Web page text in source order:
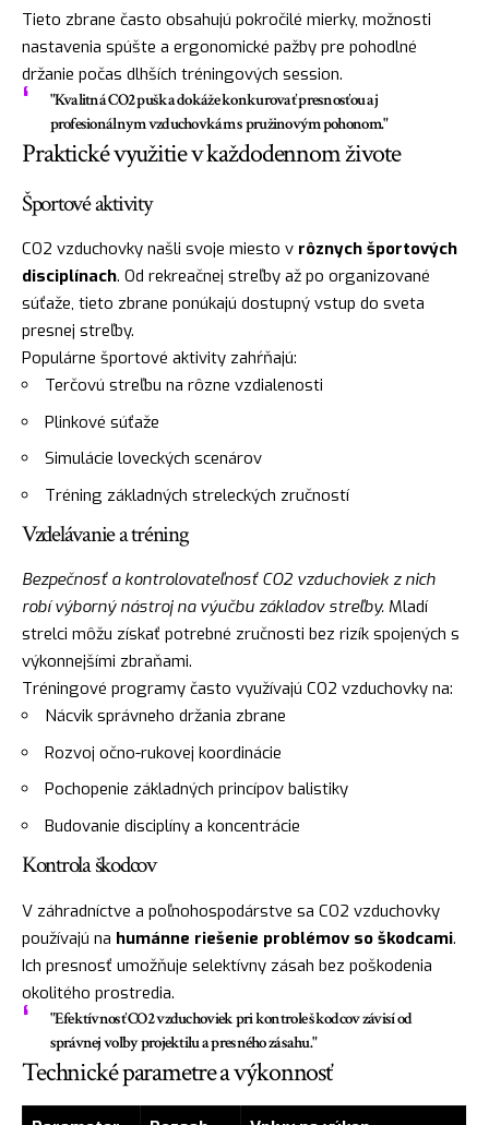
Tieto zbrane často obsahujú pokročilé mierky, možnosti
nastavenia spúšte a ergonomické pažby pre pohodlné
držanie počas dlhších tréningových session.
"Kvalitná CO2 puška dokáže konkurovať presnosťou aj
profesionálnym vzduchovkám s pružinovým pohonom."
Praktické využitie v každodennom živote
Športové aktivity
CO2 vzduchovky našli svoje miesto v rôznych športových
disciplínach. Od rekreačnej streľby až po organizované
súťaže, tieto zbrane ponúkajú dostupný vstup do sveta
presnej streľby.
Populárne športové aktivity zahŕňajú:
Terčovú streľbu na rôzne vzdialenosti
Plinkové súťaže
Simulácie loveckých scenárov
Tréning základných streleckých zručností
Vzdelávanie a tréning
Bezpečnosť a kontrolovateľnosť CO2 vzduchoviek z nich
robí výborný nástroj na výučbu základov streľby. Mladí
strelci môžu získať potrebné zručnosti bez rizík spojených s
výkonnejšími zbraňami.
Tréningové programy často využívajú CO2 vzduchovky na:
Nácvik správneho držania zbrane
Rozvoj očno-rukovej koordinácie
Pochopenie základných princípov balistiky
Budovanie disciplíny a koncentrácie
Kontrola škodcov
V záhradníctve a poľnohospodárstve sa CO2 vzduchovky
používajú na humánne riešenie problémov so škodcami.
Ich presnosť umožňuje selektívny zásah bez poškodenia
okolitého prostredia.
"Efektívnosť CO2 vzduchoviek pri kontrole škodcov závisí od
správnej voľby projektilu a presného zásahu."
Technické parametre a výkonnosť